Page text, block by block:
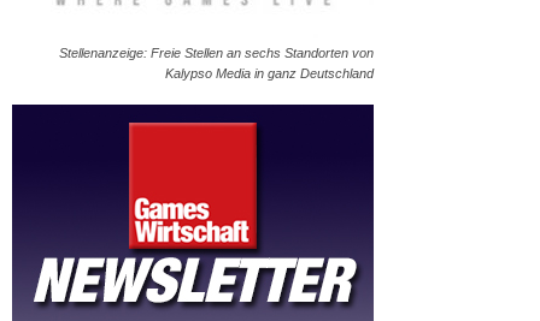
Stellenanzeige: Freie Stellen an sechs Standorten von
Kalypso Media in ganz Deutschland